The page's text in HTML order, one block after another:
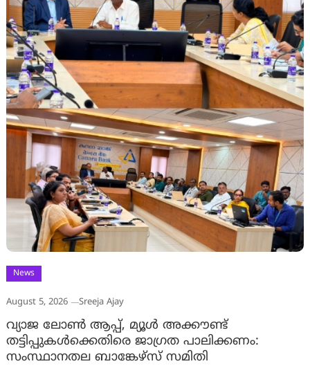
News
August 5, 2026 Sreeja Ajay
വ്യാജ ലോൺ ആപ്പ്, മ്യൂൾ അക്കൗണ്ട്
തട്ടിപ്പുകൾക്കെതിരെ ജാ​ഗ്രത പാലിക്കണം:
സംസ്ഥാനതല ബാങ്കേഴ്സ് സമിതി